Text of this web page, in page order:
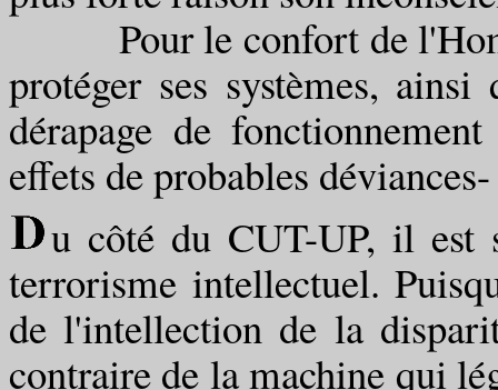
Pour le confort de
protéger ses systèmes,
dérapage de
effets de probables
u côté du CUT-UP, il est
terrorisme intellectuel.
de l'intellection de la
contraire de la machine qui